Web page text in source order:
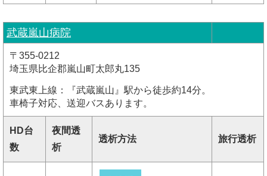
武蔵嵐山病院
〒355-0212
埼玉県比企郡嵐山町太郎丸135
東武東上線：『武蔵嵐山』駅から徒歩約14分。
車椅子対応、送迎バスあります。
HD台
数
夜間透
析
透析方法 旅行透析